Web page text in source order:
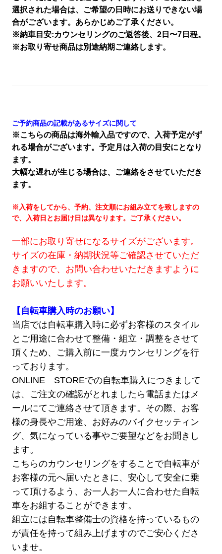
選択された場合は、ご希望の日時にお送りできない場
合がございます。あらかじめご了承ください。
※納車目安:カウンセリングのご返答後、2日〜7日程。
※お取り寄せ商品は別途納期ご連絡します。
ご予約商品の記載があるサイズに関して
※こちらの商品は海外輸入品ですので、入荷予定がず
れる場合がございます。予定月は入荷の目安にとなり
ます。
大幅な遅れが生じる場合は、ご連絡をさせていただき
ます。
※入荷をしてから、予約、注文順にお組み立てを致しますの
で、入荷日とお届け日は異なります。ご了承ください。
一部にお取り寄せになるサイズがございます。
サイズの在庫・納期状況等ご確認させていただ
きますので、お問い合わせいただきますように
お願いいたします。
【自転車購入時のお願い】
当店では自転車購入時に必ずお客様のスタイル
とご用途に合わせて整備・組立・調整をさせて
頂くため、ご購入前に一度カウンセリングを行
っております。
ONLINE STOREでの自転車購入につきまして
は、ご注文の確認がとれましたら電話またはメ
ールにてご連絡させて頂きます。その際、お客
様の身長やご用途、お好みのバイクセッティン
グ、気になっている事やご要望などをお聞きし
ます。
こちらのカウンセリングをすることで自転車が
お客様の元へ届いたときに、安心して安全に乗
って頂けるよう、お一人お一人に合わせた自転
車をお組することができます。
組立には自転車整備士の資格を持っているもの
が責任を持って組み上げますのでご安心くださ
いませ。